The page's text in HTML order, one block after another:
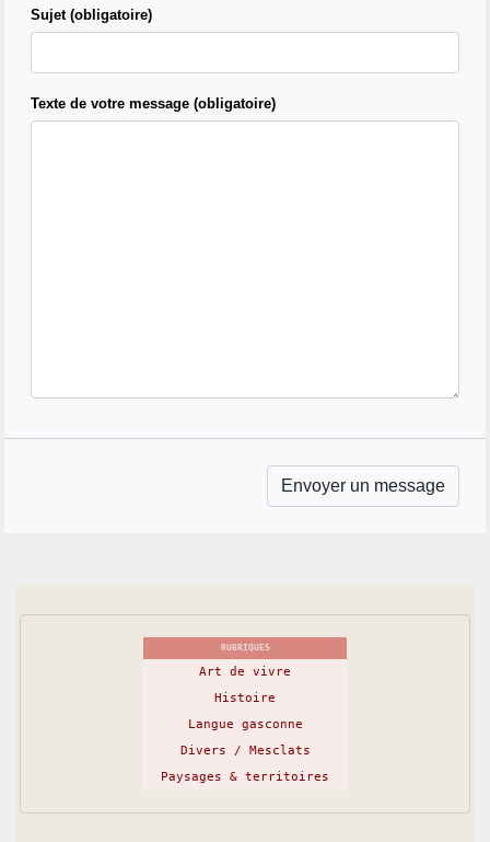
Sujet (obligatoire)
Texte de votre message (obligatoire)
RUBRIQUES
Art de vivre
Histoire
Langue gasconne
Divers / Mesclats
Paysages & territoires